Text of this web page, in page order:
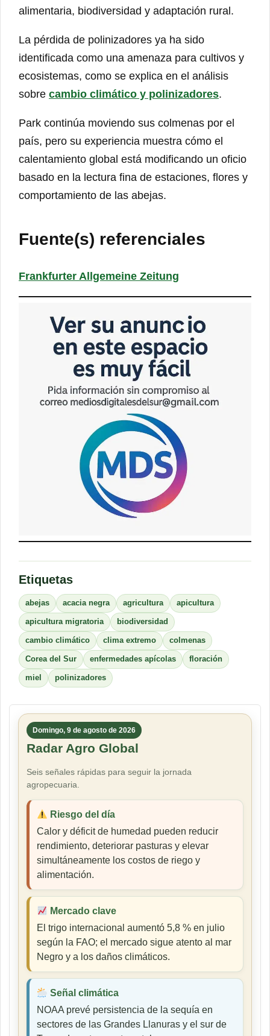
alimentaria, biodiversidad y adaptación rural.
La pérdida de polinizadores ya ha sido
identificada como una amenaza para cultivos y
ecosistemas, como se explica en el análisis
sobre cambio climático y polinizadores.
Park continúa moviendo sus colmenas por el
país, pero su experiencia muestra cómo el
calentamiento global está modificando un oficio
basado en la lectura fina de estaciones, flores y
comportamiento de las abejas.
Fuente(s) referenciales
Frankfurter Allgemeine Zeitung
Etiquetas
abejas acacia negra agricultura apicultura
apicultura migratoria biodiversidad
cambio climático clima extremo colmenas
Corea del Sur enfermedades apícolas floración
miel polinizadores
Domingo, 9 de agosto de 2026
Radar Agro Global
Seis señales rápidas para seguir la jornada
agropecuaria.
Riesgo del día
Calor y déficit de humedad pueden reducir
rendimiento, deteriorar pasturas y elevar
simultáneamente los costos de riego y
alimentación.
Mercado clave
El trigo internacional aumentó 5,8 % en julio
según la FAO; el mercado sigue atento al mar
Negro y a los daños climáticos.
Señal climática
NOAA prevé persistencia de la sequía en
sectores de las Grandes Llanuras y el sur de